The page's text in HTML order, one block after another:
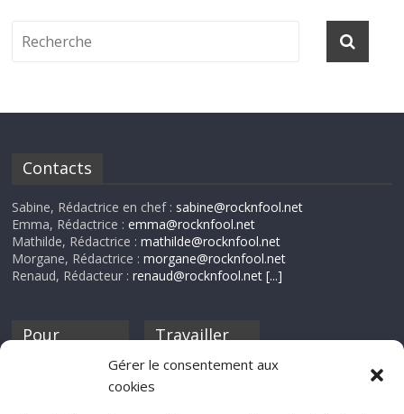
Gérer le consentement aux
cookies
Contacts
Sabine, Rédactrice en chef : sabine@rocknfool.net
Emma, Rédactrice :emma@rocknfool.net
Mathilde, Rédactrice :mathilde@rocknfool.net
Morgane, Rédactrice :morgane@rocknfool.net
Renaud, Rédacteur :renaud@rocknfool.net [...]
Pour
discothèque
Travailler
Si tu souhaites